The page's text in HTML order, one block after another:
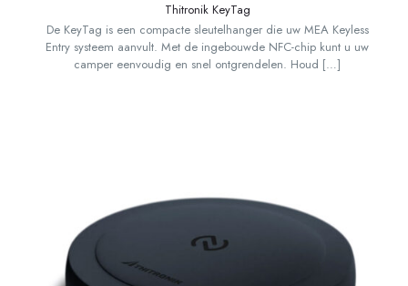
Thitronik KeyTag
De KeyTag is een compacte sleutelhanger die uw MEA Keyless
Entry systeem aanvult. Met de ingebouwde NFC-chip kunt u uw
camper eenvoudig en snel ontgrendelen. Houd […]